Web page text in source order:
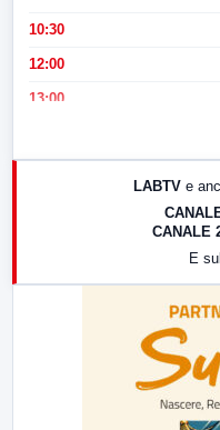
10:30
12:00
13:00
LABTV e
CANALE
E